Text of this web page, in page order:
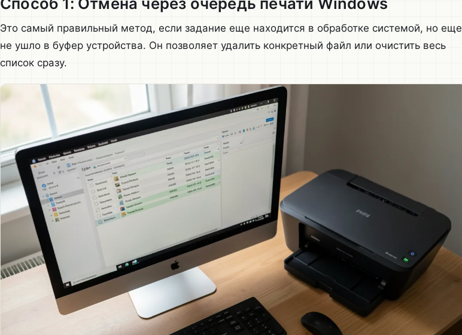
Это самый правильный метод, если задание еще находится в обработке системой, но еще
не ушло в буфер устройства. Он позволяет удалить конкретный файл или очистить весь
список сразу.